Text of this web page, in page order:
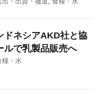
ドネシアAKD社と協
ルで乳製品販売へ
糧・水